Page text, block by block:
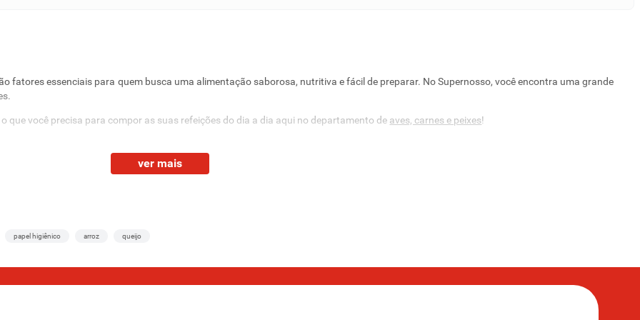
fatores essenciais para quem busca uma alimentação saborosa, nutritiva e fácil de preparar. No Supernosso, você encontra uma grande
você precisa para compor as suas refeições do dia a dia aqui no departamento de aves, carnes e peixes!
usar em praticamente qualquer receita — seja um frango assado bem temperadinho no almoço de domingo, um grelhado leve para a
— do básico ao mais elaborado. Porque, convenhamos, é sempre bom ter um ingrediente versátil na cozinha, né?
ver mais
papel higiênico arroz queijo